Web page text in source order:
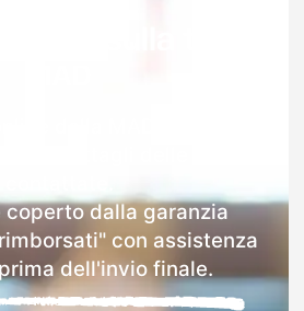
coperto dalla garanzia
con assistenza
dell'invio finale.